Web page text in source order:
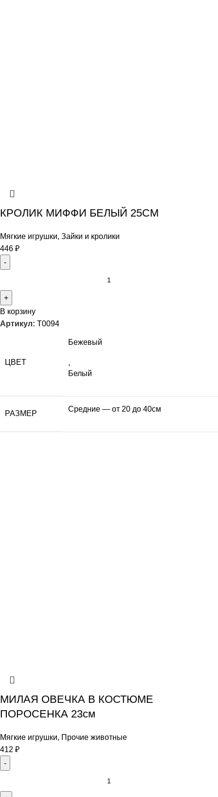
КРОЛИК МИФФИ БЕЛЫЙ 25СМ
Мягкие игрушки, Зайки и кролики
446 ₽
В корзину
Артикул: T0094
ЦВЕТ
Бежевый
,
Белый
РАЗМЕР
Средние — от 20 до 40см
МИЛАЯ ОВЕЧКА В КОСТЮМЕ
ПОРОСЕНКА 23см
Мягкие игрушки, Прочие животные
412 ₽